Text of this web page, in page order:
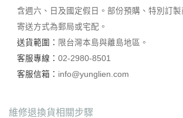
含週六、日及國定假日。部份預購、特別訂
寄送方式為郵局或宅配。
送貨範圍： 限台灣本島與離島地區。
客服專線： 02-2980-8501
客服信箱： info@yunglien.com
維修退換貨相關步驟